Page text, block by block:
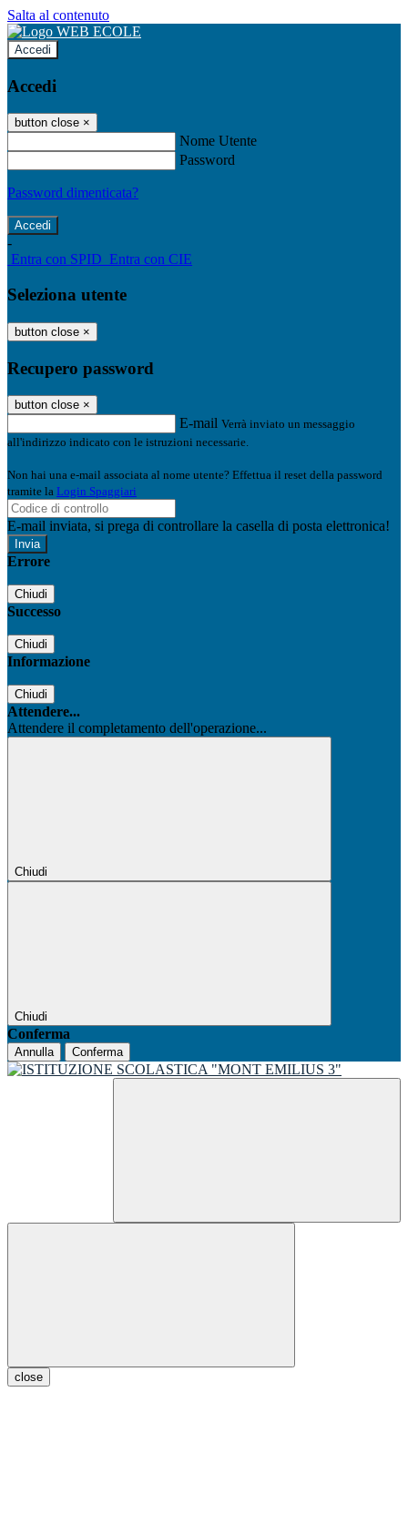
Salta al contenuto
Accedi
Accedi
button close ×
Nome Utente
Password
Password dimenticata?
-
Entra con SPID Entra con CIE
Seleziona utente
button close ×
Recupero password
button close ×
E-mail Verrà inviato un messaggio
all'indirizzo indicato con le istruzioni necessarie.
Non hai una e-mail associata al nome utente? Effettua il reset della password
tramite la Login Spaggiari
E-mail inviata, si prega di controllare la casella di posta elettronica!
Errore
Chiudi
Successo
Chiudi
Informazione
Chiudi
Attendere...
Attendere il completamento dell'operazione...
Chiudi
Chiudi
Conferma
Annulla Conferma
close